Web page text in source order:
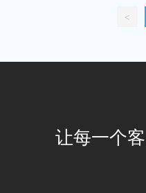
<
让每一个